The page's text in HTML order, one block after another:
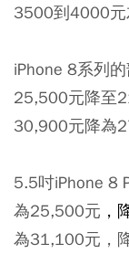
3500到4000元
iPhone 8系列
25,500元降至
30,900元降為
5.5吋iPhone 8
為25,500元 ，
為31,100元，降